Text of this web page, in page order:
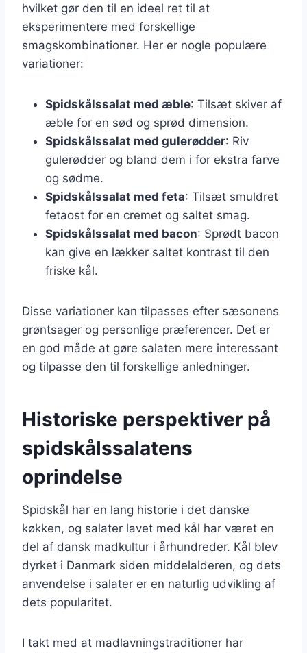
hvilket gør den til en ideel ret til at
eksperimentere med forskellige
smagskombinationer. Her er nogle populære
variationer:
Spidskålssalat med æble: Tilsæt skiver af
æble for en sød og sprød dimension.
Spidskålssalat med gulerødder: Riv
gulerødder og bland dem i for ekstra farve
og sødme.
Spidskålssalat med feta: Tilsæt smuldret
fetaost for en cremet og saltet smag.
Spidskålssalat med bacon: Sprødt bacon
kan give en lækker saltet kontrast til den
friske kål.
Disse variationer kan tilpasses efter sæsonens
grøntsager og personlige præferencer. Det er
en god måde at gøre salaten mere interessant
og tilpasse den til forskellige anledninger.
Historiske perspektiver på
spidskålssalatens
oprindelse
Spidskål har en lang historie i det danske
køkken, og salater lavet med kål har været en
del af dansk madkultur i århundreder. Kål blev
dyrket i Danmark siden middelalderen, og dets
anvendelse i salater er en naturlig udvikling af
dets popularitet.
I takt med at madlavningstraditioner har